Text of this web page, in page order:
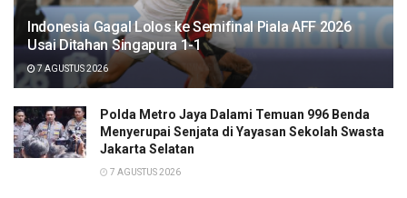
Indonesia Gagal Lolos ke Semifinal Piala AFF 2026
Usai Ditahan Singapura 1-1
7 AGUSTUS 2026
Polda Metro Jaya Dalami Temuan 996 Benda
Menyerupai Senjata di Yayasan Sekolah Swasta
Jakarta Selatan
7 AGUSTUS 2026